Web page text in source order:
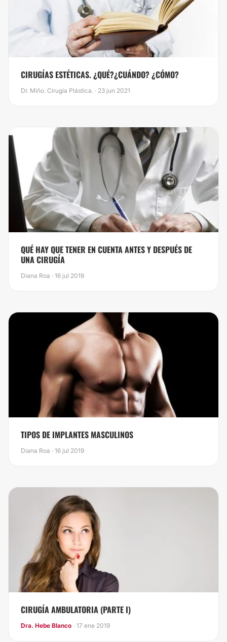
CIRUGÍAS ESTÉTICAS. ¿QUÉ?¿CUÁNDO? ¿CÓMO?
Dr. Miño. Cirugía Plástica. · 23 jun 2021
QUÉ HAY QUE TENER EN CUENTA ANTES Y DESPUÉS DE
UNA CIRUGÍA
Diana Roa · 16 jul 2019
TIPOS DE IMPLANTES MASCULINOS
Diana Roa · 16 jul 2019
CIRUGÍA AMBULATORIA (PARTE I)
Dra. Hebe Blanco · 17 ene 2019